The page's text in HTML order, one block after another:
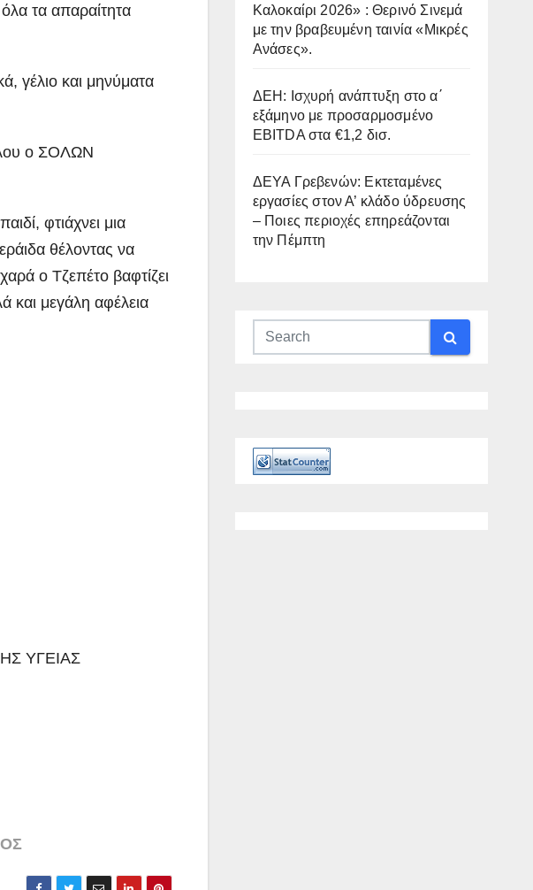
τα απαραίτητα
γέλιο και μηνύματα
ο ΣΟΛΩΝ
φτιάχνει μια
θέλοντας να
ο Τζεπέτο βαφτίζει
και μεγάλη αφέλεια
ΥΓΕΙΑΣ
Καλοκαίρι 2026» : Θερινό Σινεμά
με την βραβευμένη ταινία «Μικρές
Ανάσες».
ΔΕΗ: Ισχυρή ανάπτυξη στο α΄
εξάμηνο με προσαρμοσμένο
EBITDA στα €1,2 δισ.
ΔΕΥΑ Γρεβενών: Εκτεταμένες
εργασίες στον Α’ κλάδο ύδρευσης
– Ποιες περιοχές επηρεάζονται
την Πέμπτη